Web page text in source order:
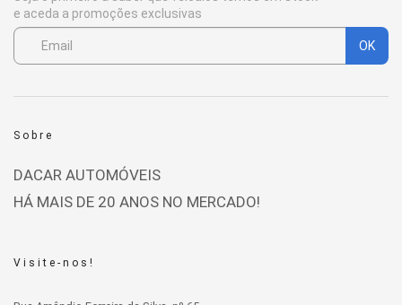
e aceda a promoções exclusivas
OK
Sobre
DACAR AUTOMÓVEIS
HÁ MAIS DE 20 ANOS NO MERCADO!
Visite-nos!